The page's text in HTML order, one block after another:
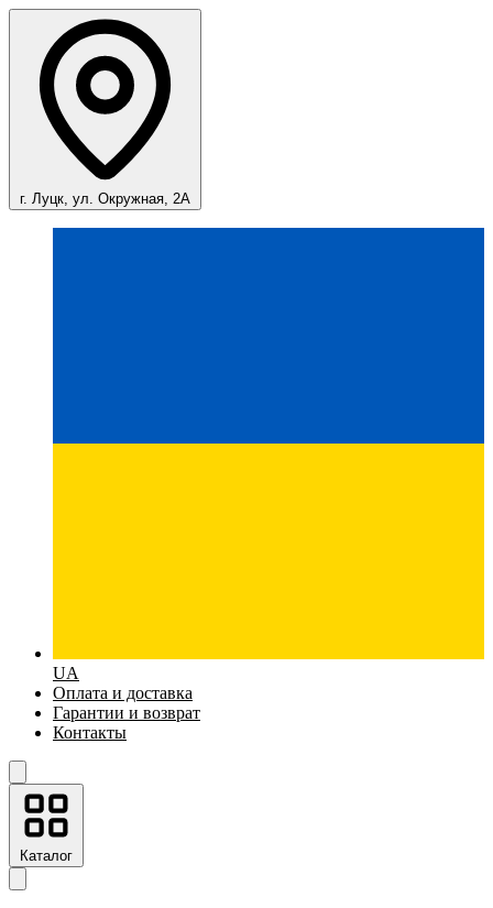
г. Луцк, ул. Окружная, 2А
UA
Оплата и доставка
Гарантии и возврат
Контакты
Каталог